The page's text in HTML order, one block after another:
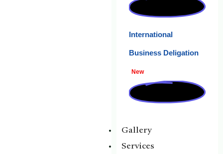
International
Business Deligation
New
Gallery
Services